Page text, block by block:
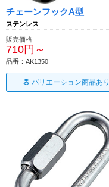
チェーンフックA型
ステンレス
販売価格
710円～
品番：AK1350
バリエーション商品あり